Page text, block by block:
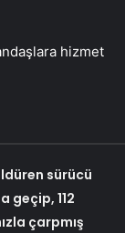
hizmet
sürücü
geçip, 112
çarpmış